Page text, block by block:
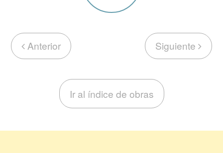
Anterior Siguiente
Ir al índice de obras